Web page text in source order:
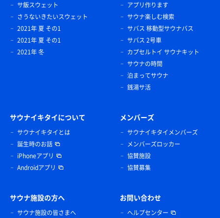
サ飯スウェット
さうないきたいスウェット
2021年 夏 その1
2021年 夏 その1
2021年 冬
アプリ作ります
サウナ楽しむ検索
サバス 移動型サウナバス
サバス 2号車
カプセルトイ サウナキット
サウナの時間
泊まってサウナ
銭湯サ活
サウナイキタイについて
サウナイキタイとは
誕生時のお話
iPhoneアプリ
Androidアプリ
メンバーズ
サウナイキタイメンバーズ
メンバーズロッカー
協賛施設
協賛募集
サウナ施設の方へ
サウナ施設の皆さまへ
お問い合わせ
ヘルプセンター